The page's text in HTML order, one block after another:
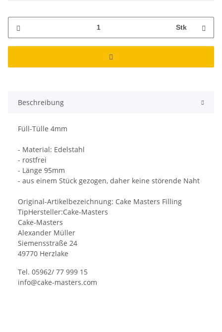
Stk
Beschreibung
Füll-Tülle 4mm
- Material: Edelstahl
- rostfrei
- Länge 95mm
- aus einem Stück gezogen, daher keine störende Naht
Original-Artikelbezeichnung: Cake Masters Filling
TipHersteller:Cake-Masters
Cake-Masters
Alexander Müller
Siemensstraße 24
49770 Herzlake
Tel. 05962/ 77 999 15
info@cake-masters.com